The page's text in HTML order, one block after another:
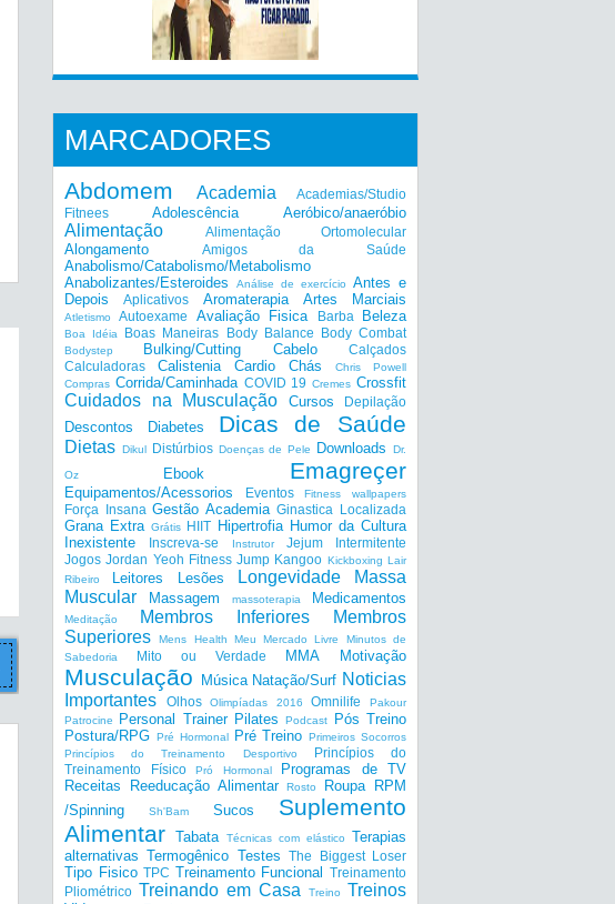
MARCADORES
Abdomem Academia
Academias/Studio
Fitnees
Adolescência Aeróbico/anaeróbio
Alimentação Alimentação Ortomolecular
Alongamento Amigos da Saúde
Anabolismo/Catabolismo/Metabolismo
Anabolizantes/Esteroides
Análise de exercício
Antes e
Depois
Aplicativos Aromaterapia Artes Marciais
Atletismo Autoexame Avaliação Fisica Barba Beleza
Boa Idéia Boas Maneiras Body Balance Body Combat
Bodystep Bulking/Cutting Cabelo
Calçados
Calculadoras
Calistenia Cardio Chás
Chris Powell
Compras Corrida/Caminhada COVID 19 Cremes Crossfit
Cuidados na Musculação Cursos Depilação
Descontos Diabetes Dicas de Saúde
Dietas Dikul Distúrbios Doenças de Pele Downloads Dr.
Oz Ebook Emagreçer
Equipamentos/Acessorios Eventos Fitness wallpapers
Força Insana Gestão Academia Ginastica Localizada
Grana Extra Grátis HIIT Hipertrofia Humor da Cultura
Inexistente
Inscreva-se Instrutor
Jejum Intermitente
Jogos Jordan Yeoh Fitness Jump Kangoo Kickboxing Lair
Ribeiro
Leitores Lesões Longevidade
Massa
Muscular
Massagem massoterapia Medicamentos
Meditação Membros Inferiores
Membros
Superiores
Mens Health Meu Mercado Livre
Minutos de
Sabedoria
Mito ou Verdade MMA Motivação
Musculação Música Natação/Surf Noticias
Importantes
Olhos Olimpíadas 2016 Omnilife
Pakour
Patrocine
Personal Trainer Pilates Podcast
Pós Treino
Postura/RPG Pré Hormonal Pré Treino Primeiros Socorros
Princípios do Treinamento Desportivo
Princípios do
Treinamento Físico
Pró Hormonal
Programas de TV
Receitas
Reeducação Alimentar Rosto Roupa
RPM
/Spinning
Sh'Bam Sucos
Suplemento
Alimentar Tabata Técnicas com elástico
Terapias
alternativas Termogênico Testes The Biggest Loser
Tipo Fisico TPC Treinamento Funcional
Treinamento
Pliométrico Treinando em Casa Treino Treinos